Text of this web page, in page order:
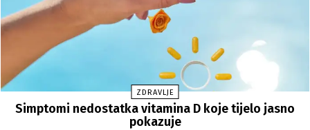
ZDRAVLJE
Simptomi nedostatka vitamina D koje tijelo jasno
pokazuje